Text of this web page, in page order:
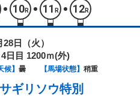
10R 11 R 12R
日（火）
日目 1200ｍ(外)
候】 曇 【馬場状態】 稍重
ギリソウ特別